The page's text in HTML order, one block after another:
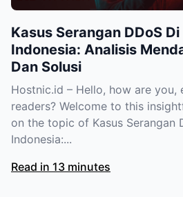
Kasus Serangan DDoS Di
Indonesia: Analisis
Dan Solusi
Hostnic.id – Hello, how are you,
readers? Welcome to this
on the topic of Kasus Serangan
Indonesia:...
Read in 13 minutes